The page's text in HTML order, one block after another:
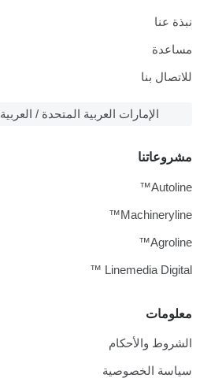
نبذة عنا
مساعدة
للاتصال بنا
الإمارات العربية المتحدة / العربية
معلومات
الشروط والأحكام
سياسة الخصوصية
مشروعاتنا
Autoline™
Machineryline™
Agroline™
Linemedia Digital ™